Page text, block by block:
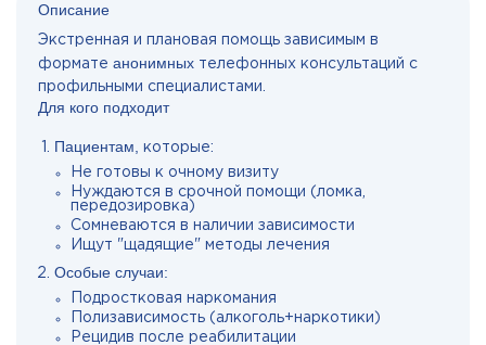
Описание
Экстренная и плановая помощь зависимым в
формате анонимных телефонных консультаций с
профильными специалистами.
Для кого подходит
Пациентам,
которые:
Не готовы к очному визиту
Нуждаются в срочной помощи (ломка,
передозировка)
Сомневаются в наличии зависимости
Ищут "щадящие" методы лечения
Особые случаи:
Подростковая наркомания
Полизависимость (алкоголь+наркотики)
Рецидив после реабилитации